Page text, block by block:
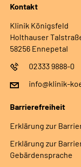
Kontakt
Klinik Königsfeld
Holthauser
58256 Ennepetal
02333 9888-0
info@klinik-
Barrierefreiheit
Erklärung zur
Erklärung zur
Gebärdensprache